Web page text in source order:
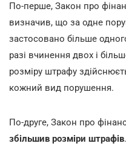
По-перше, Закон про
визначив, що за одне
застосовано більше
разі вчинення двох і
розміру штрафу
кожний вид порушення.
По-друге, Закон про
збільшив розміри штрафів